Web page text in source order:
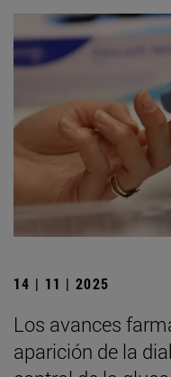
14 | 11 | 2025
Los avances
aparición de la